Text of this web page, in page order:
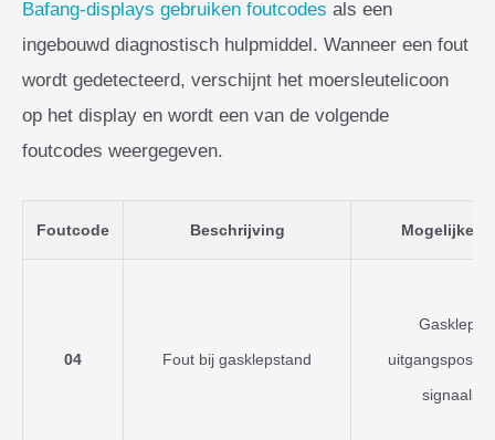
Bafang-displays gebruiken foutcodes als een
ingebouwd diagnostisch hulpmiddel. Wanneer een fout
wordt gedetecteerd, verschijnt het moersleutelicoon
op het display en wordt een van de volgende
foutcodes weergegeven.
Foutcode Beschrijving Mogelijke
04 Fout bij gasklepstand
Gasklep